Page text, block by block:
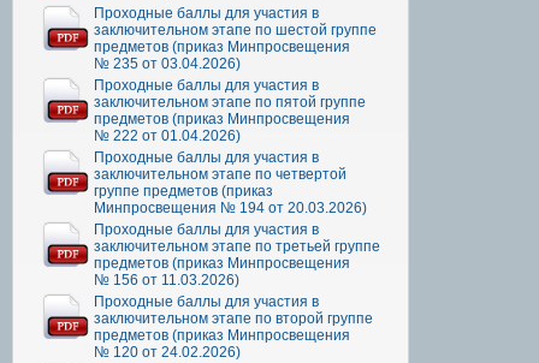
Проходные баллы для участия в
заключительном этапе по шестой группе
предметов (приказ Минпросвещения
№ 235 от 03.04.2026)
Проходные баллы для участия в
заключительном этапе по пятой группе
предметов (приказ Минпросвещения
№ 222 от 01.04.2026)
Проходные баллы для участия в
заключительном этапе по четвертой
группе предметов (приказ
Минпросвещения № 194 от 20.03.2026)
Проходные баллы для участия в
заключительном этапе по третьей группе
предметов (приказ Минпросвещения
№ 156 от 11.03.2026)
Проходные баллы для участия в
заключительном этапе по второй группе
предметов (приказ Минпросвещения
№ 120 от 24.02.2026)